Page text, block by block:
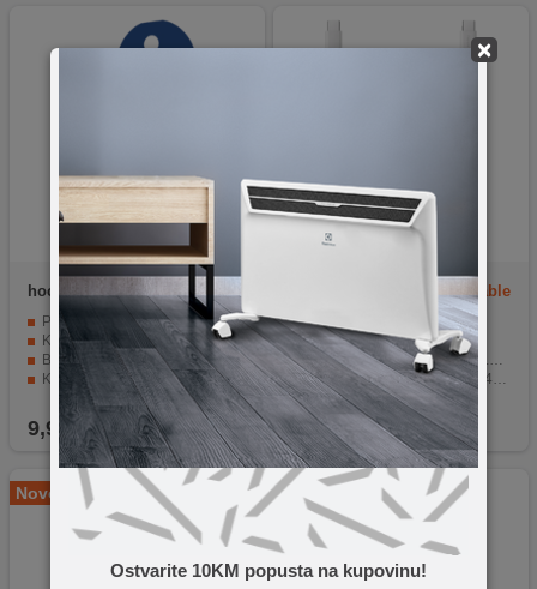
×
Ostvarite 10KM popusta na kupovinu!
hoco. UA5
Pretvara USB Type C u USB-A.
Kompaktan i jednostavan za nošenje.
Brzi prijenos podataka.
Kvalitetna izrada od trajnih materijala.
Kompatibilan s raznim uređajima.
9,90KM
Braided USB-C Cable
Brzo punjenje 6 A
Priključci USB-C
Kompatibilnost QC2.0, QC3.0, PD3.0 protokoli
Brzina prijenosa podataka: 480 Mbps
Dužina 1 metar
15,90 KM
Novo